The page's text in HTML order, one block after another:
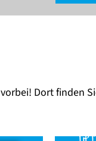
vorbei! Dort finden